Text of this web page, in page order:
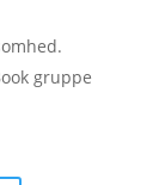
gruppe